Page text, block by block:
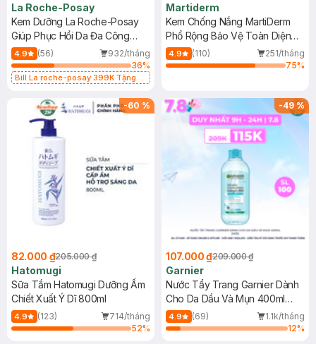
La Roche-Posay
Kem Dưỡng La Roche-Posay
Giúp Phục Hồi Da Đa Công
Dụng 40ml
4.9 (56)
932/tháng
36%
Bill La roche-posay 399K Tặng
(SL có hạn)
Martiderm
Kem Chống Nắng MartiDerm
Phổ Rộng Bảo Vệ Toàn Diện
40ml
4.9 (110)
251/tháng
75%
-60 %
82.000 ₫205.000 ₫
Hatomugi
Sữa Tắm Hatomugi Dưỡng Ẩm
Chiết Xuất Ý Dĩ 800ml
4.9 (123)
714/tháng
52%
-49%
107.000 ₫209.000 ₫
Garnier
Nước Tẩy Trang Garnier Dành
Cho Da Dầu Và Mụn 400ml
(Mới)
4.9 (69)
1.1k/tháng
12%